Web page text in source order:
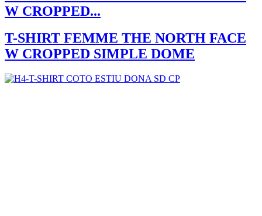
W CROPPED...
T-SHIRT FEMME THE NORTH FACE
W CROPPED SIMPLE DOME